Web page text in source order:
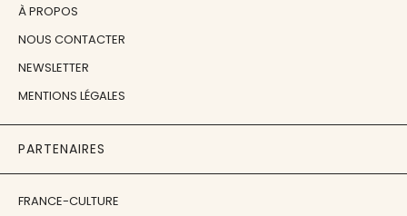
À PROPOS
NOUS CONTACTER
NEWSLETTER
MENTIONS LÉGALES
PARTENAIRES
FRANCE-CULTURE